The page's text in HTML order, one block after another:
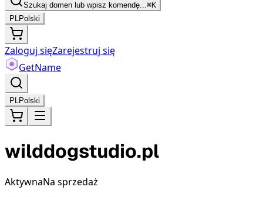
Szukaj domen lub wpisz komendę...⌘K
PLPolski
Zaloguj sięZarejestruj się
GetName
PLPolski
wilddogstudio.pl
AktywnaNa sprzedaż